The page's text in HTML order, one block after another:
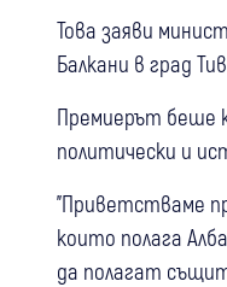
Това заяви
Балкани в град
Премиерът беше
политически и
"Приветстваме
които полага
да полагат